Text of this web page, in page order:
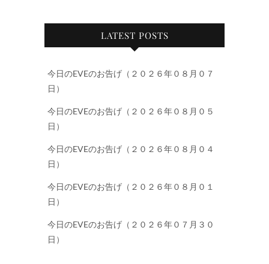
LATEST POSTS
今日のEVEのお告げ（２０２６年０８月０７
日）
今日のEVEのお告げ（２０２６年０８月０５
日）
今日のEVEのお告げ（２０２６年０８月０４
日）
今日のEVEのお告げ（２０２６年０８月０１
日）
今日のEVEのお告げ（２０２６年０７月３０
日）